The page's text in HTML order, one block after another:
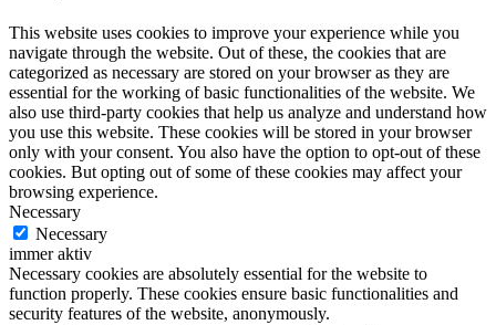
This website uses cookies to improve your experience while you
navigate through the website. Out of these, the cookies that are
categorized as necessary are stored on your browser as they are
essential for the working of basic functionalities of the website. We
also use third-party cookies that help us analyze and understand how
you use this website. These cookies will be stored in your browser
only with your consent. You also have the option to opt-out of these
cookies. But opting out of some of these cookies may affect your
browsing experience.
Necessary
Necessary
immer aktiv
Necessary cookies are absolutely essential for the website to
function properly. These cookies ensure basic functionalities and
security features of the website, anonymously.